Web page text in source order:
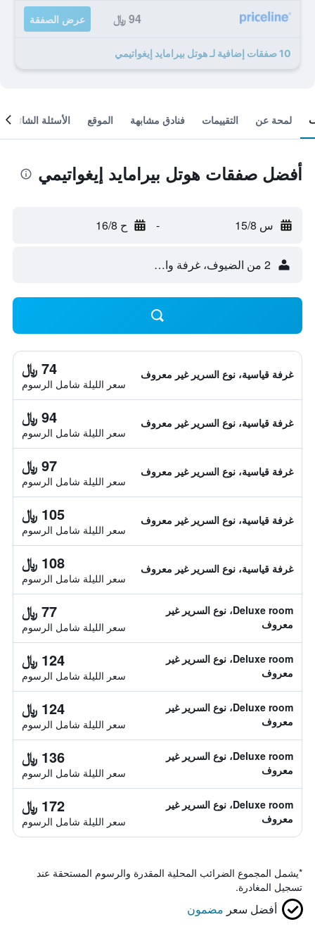
94 ﷼ عرض الصفقة
10 صفقات إضافية لـ هوتل بيرامايد إيغواتيمي
لمحة عن التقييمات فنادق مشابهة الموقع الأسئلة الشائعة
أفضل صفقات هوتل بيرامايد إيغواتيمي
س 15/8 - ح 16/8
2 من الضيوف، غرفة واحدة
غرفة قياسية، نوع السرير غير معروف 74 ﷼
سعر الليلة شامل الرسوم
غرفة قياسية، نوع السرير غير معروف 94 ﷼
سعر الليلة شامل الرسوم
غرفة قياسية، نوع السرير غير معروف 97 ﷼
سعر الليلة شامل الرسوم
غرفة قياسية، نوع السرير غير معروف 105 ﷼
سعر الليلة شامل الرسوم
غرفة قياسية، نوع السرير غير معروف 108 ﷼
سعر الليلة شامل الرسوم
Deluxe room، نوع السرير غير
معروف
77 ﷼
سعر الليلة شامل الرسوم
Deluxe room، نوع السرير غير
معروف
124 ﷼
سعر الليلة شامل الرسوم
Deluxe room، نوع السرير غير
معروف
124 ﷼
سعر الليلة شامل الرسوم
Deluxe room، نوع السرير غير
معروف
136 ﷼
سعر الليلة شامل الرسوم
Deluxe room، نوع السرير غير
معروف
172 ﷼
سعر الليلة شامل الرسوم
*يشمل المجموع الضرائب المحلية المقدرة والرسوم المستحقة عند
تسجيل المغادرة.
أفضل سعر مضمون